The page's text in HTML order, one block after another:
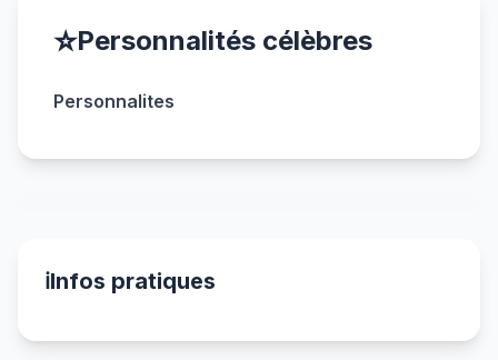
⭐Personnalités célèbres
Personnalites
ℹ️Infos pratiques